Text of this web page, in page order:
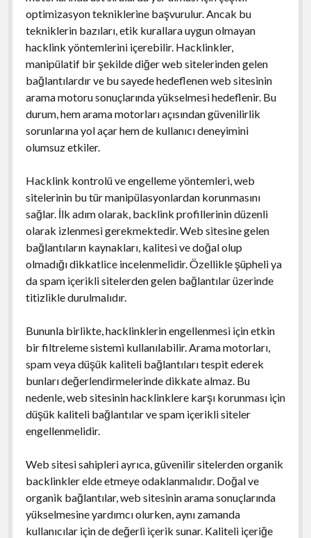
optimizasyon tekniklerine başvurulur. Ancak bu
tekniklerin bazıları, etik kurallara uygun olmayan
hacklink yöntemlerini içerebilir. Hacklinkler,
manipülatif bir şekilde diğer web sitelerinden gelen
bağlantılardır ve bu sayede hedeflenen web sitesinin
arama motoru sonuçlarında yükselmesi hedeflenir. Bu
durum, hem arama motorları açısından güvenilirlik
sorunlarına yol açar hem de kullanıcı deneyimini
olumsuz etkiler.
Hacklink kontrolü ve engelleme yöntemleri, web
sitelerinin bu tür manipülasyonlardan korunmasını
sağlar. İlk adım olarak, backlink profillerinin düzenli
olarak izlenmesi gerekmektedir. Web sitesine gelen
bağlantıların kaynakları, kalitesi ve doğal olup
olmadığı dikkatlice incelenmelidir. Özellikle şüpheli ya
da spam içerikli sitelerden gelen bağlantılar üzerinde
titizlikle durulmalıdır.
Bununla birlikte, hacklinklerin engellenmesi için etkin
bir filtreleme sistemi kullanılabilir. Arama motorları,
spam veya düşük kaliteli bağlantıları tespit ederek
bunları değerlendirmelerinde dikkate almaz. Bu
nedenle, web sitesinin hacklinklere karşı korunması için
düşük kaliteli bağlantılar ve spam içerikli siteler
engellenmelidir.
Web sitesi sahipleri ayrıca, güvenilir sitelerden organik
backlinkler elde etmeye odaklanmalıdır. Doğal ve
organik bağlantılar, web sitesinin arama sonuçlarında
yükselmesine yardımcı olurken, aynı zamanda
kullanıcılar için de değerli içerik sunar. Kaliteli içeriğe